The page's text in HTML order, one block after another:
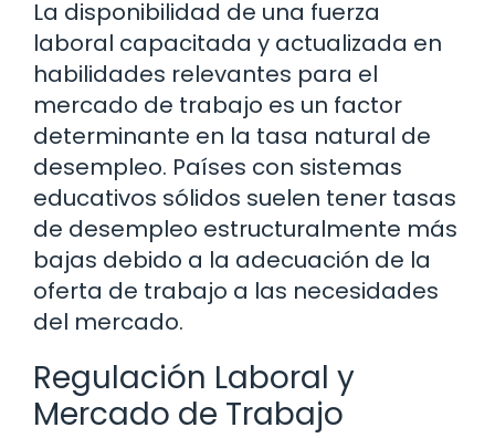
La disponibilidad de una fuerza
laboral capacitada y actualizada en
habilidades relevantes para el
mercado de trabajo es un factor
determinante en la tasa natural de
desempleo. Países con sistemas
educativos sólidos suelen tener tasas
de desempleo estructuralmente más
bajas debido a la adecuación de la
oferta de trabajo a las necesidades
del mercado.
Regulación Laboral y
Mercado de Trabajo